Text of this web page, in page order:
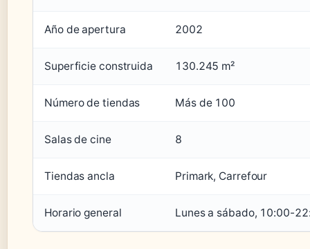
Año de apertura 2002
Superficie construida 130.245 m²
Número de tiendas Más de 100
Salas de cine 8
Tiendas ancla Primark, Carrefour
Horario general Lunes a sábado, 10:00-